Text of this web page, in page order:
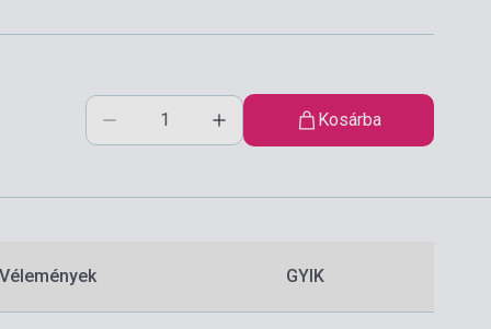
Kosárba
Vélemények GYIK